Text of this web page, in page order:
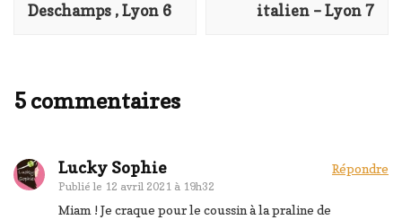
Deschamps , Lyon 6
italien – Lyon 7
5 commentaires
Lucky Sophie
Publié le 12 avril 2021 à 19h32
Répondre
Miam ! Je craque pour le coussin à la praline de